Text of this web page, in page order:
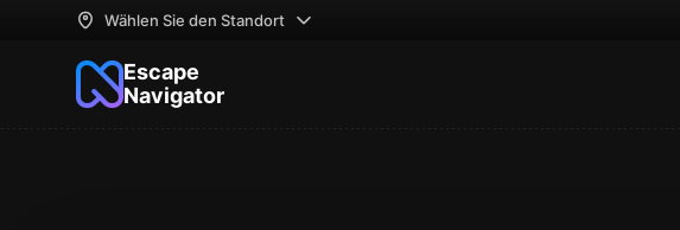
Wählen Sie den Standort
Escape
Navigator